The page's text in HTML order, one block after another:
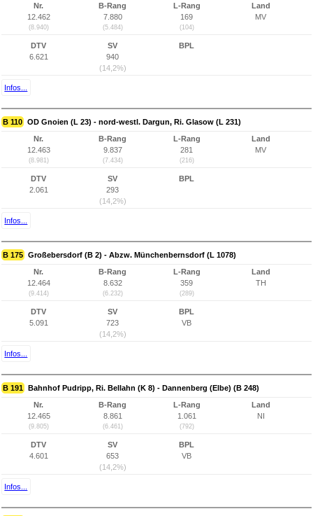
Nr.
12.462
(8.940)
B-Rang
7.880
(5.484)
L-Rang
169
(104)
Land
MV
DTV
6.621
SV
940
(14,2%)
BPL
Infos...
B 110 OD Gnoien (L 23) - nord-westl. Dargun, Ri. Glasow (L 231)
Nr.
12.463
(8.981)
B-Rang
9.837
(7.434)
L-Rang
281
(216)
Land
MV
DTV
2.061
SV
293
(14,2%)
BPL
Infos...
B 175 Großebersdorf (B 2) - Abzw. Münchenbernsdorf (L 1078)
Nr.
12.464
(9.414)
B-Rang
8.632
(6.232)
L-Rang
359
(289)
Land
TH
DTV
5.091
SV
723
(14,2%)
BPL
VB
Infos...
B 191 Bahnhof Pudripp, Ri. Bellahn (K 8) - Dannenberg (Elbe) (B 248)
Nr.
12.465
(9.805)
B-Rang
8.861
(6.461)
L-Rang
1.061
(792)
Land
NI
DTV
4.601
SV
653
(14,2%)
BPL
VB
Infos...